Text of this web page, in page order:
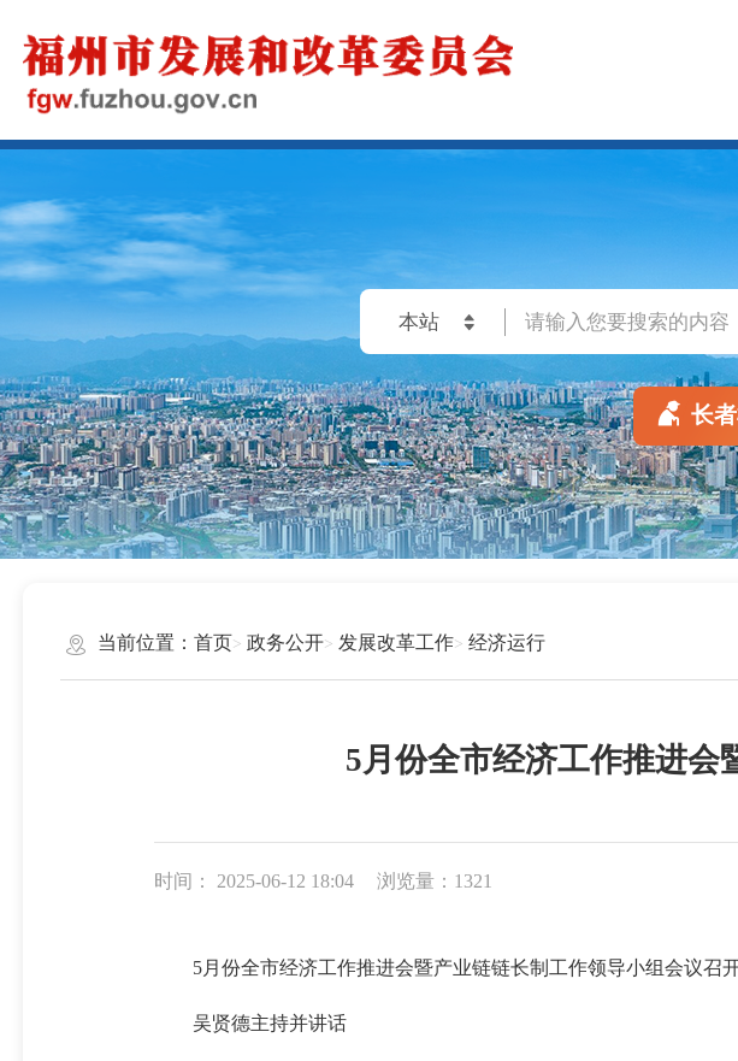
长
当前位置： 首页 政务公开 发展改革工作 经济运行
5月份全市经济工作推进会
时间： 2025-06-12 18:04 浏览量：1321
5月份全市经济工作推进会暨产业链链长制工作领导小组会议召
吴贤德主持并讲话